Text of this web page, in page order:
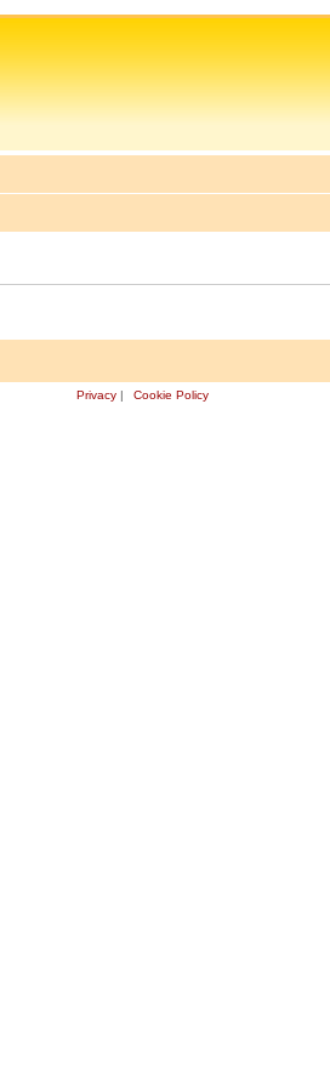
Privacy | Cookie Policy